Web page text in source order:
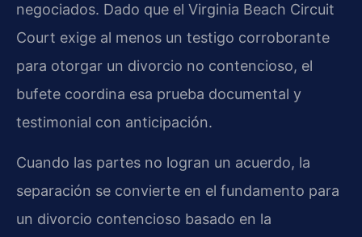
negociados. Dado que el Virginia Beach Circuit
Court exige al menos un testigo corroborante
para otorgar un divorcio no contencioso, el
bufete coordina esa prueba documental y
testimonial con anticipación.
Cuando las partes no logran un acuerdo, la
separación se convierte en el fundamento para
un divorcio contencioso basado en la